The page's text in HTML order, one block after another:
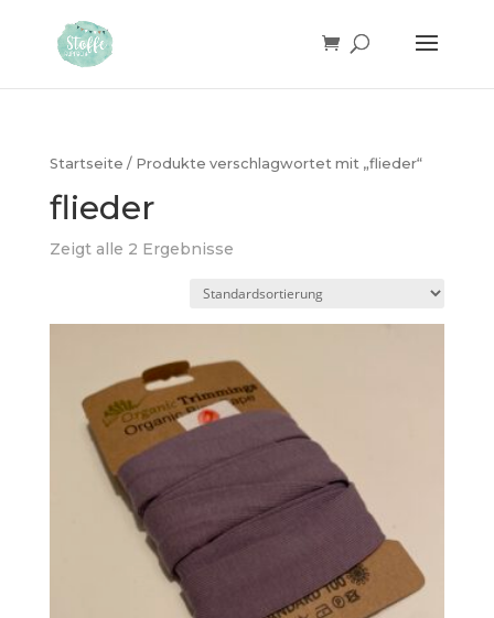
Startseite / Produkte verschlagwortet mit „flieder“
flieder
Zeigt alle 2 Ergebnisse